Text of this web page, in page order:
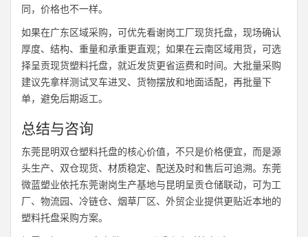
同，价格也不一样。
如果在广东区域采购，可优先看谢岗工厂现货托盘，现场确认
厚度、结构、重量和承重更直观；如果在云南区域用货，可选
择呈贡现货塑料托盘，就近发货更省运费和时间。大批量采购
建议先拿样测试叉车进叉、货物摆放和地面适配，再批量下
单，避免后期返工。
总结与咨询
东莞昆明双仓塑料托盘的核心价值，不只是价格便宜，而是源
头生产、双仓现货、材质稳定、配送及时和售后可追溯。东莞
微蓝塑业依托东莞谢岗生产基地与昆明呈贡仓储联动，可为工
厂、物流园、冷链仓、烟草厂区、外贸企业提供更贴近本地的
塑料托盘采购方案。